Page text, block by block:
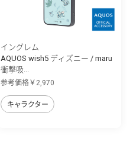
イングレム
AQUOS wish5 ディズニー / maru
衝撃吸...
参考価格￥2,970
キャラクター